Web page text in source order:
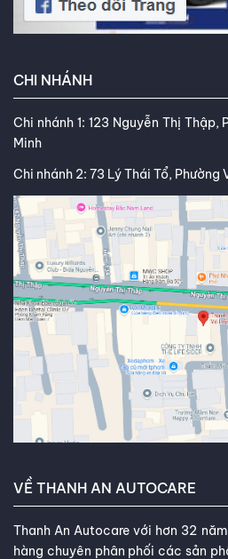
LIÊN HỆ QUA FANPAGE
CHI NHÁNH
Chi nhánh 1: 123 Nguyễn Thị Thập,
Minh
Chi nhánh 2: 73 Lý Thái Tổ, Phường